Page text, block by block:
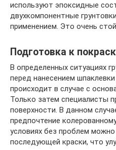
используют эпоксидные
двухкомпонентные
применением. Это очень
Подготовка к
В определенных ситуациях
перед нанесением
происходит в случае с
Только затем специалисты
поверхности. В данном
предпочтение
условиях без проблем
последующей краски, что